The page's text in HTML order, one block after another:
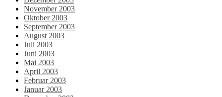
November 2003
Oktober 2003
September 2003
August 2003
Juli 2003
Juni 2003
Mai 2003
April 2003
Februar 2003
Januar 2003